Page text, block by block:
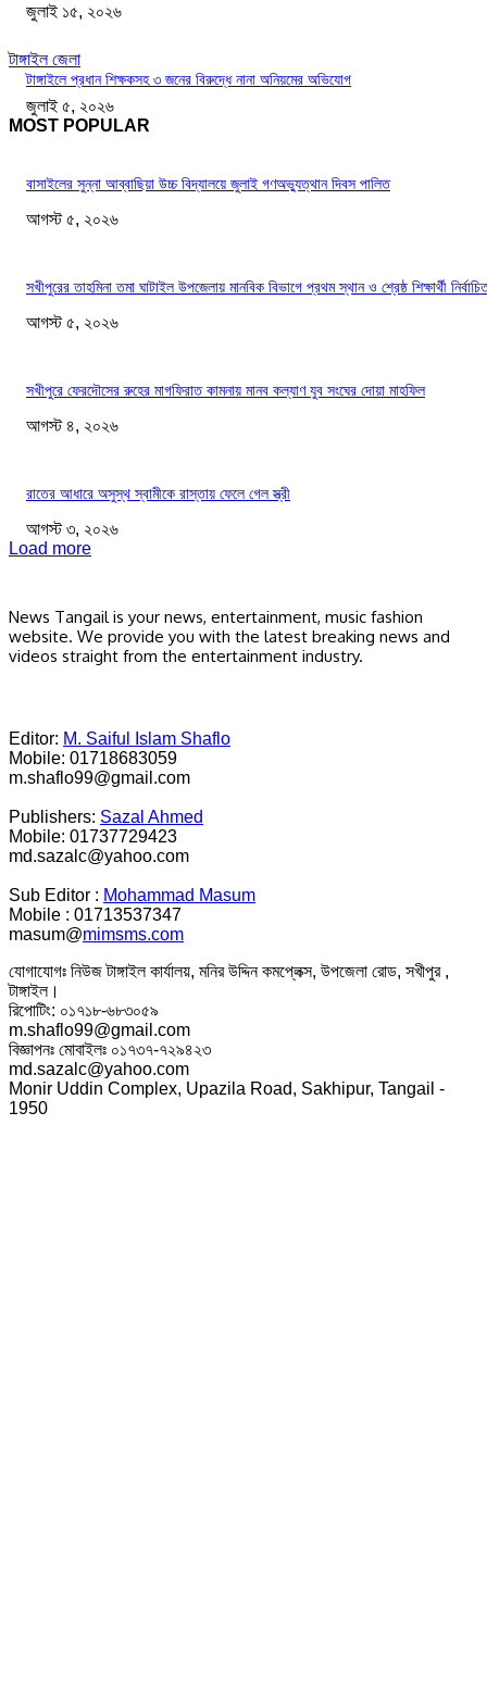
জুলাই ১৫, ২০২৬
টাঙ্গাইল জেলা
টাঙ্গাইলে প্রধান শিক্ষকসহ ৩ জনের বিরুদ্ধে নানা অনিয়মের অভিযোগ
জুলাই ৫, ২০২৬
MOST POPULAR
বাসাইলের সুন্না আব্বাছিয়া উচ্চ বিদ্যালয়ে জুলাই গণঅভ্যুত্থান দিবস পালিত
আগস্ট ৫, ২০২৬
সখীপুরের তাহমিনা তমা ঘাটাইল উপজেলায় মানবিক বিভাগে প্রথম স্থান ও শ্রেষ্ঠ শিক্ষার্থী
আগস্ট ৫, ২০২৬
সখীপুরে ফেরদৌসের রুহের মাগফিরাত কামনায় মানব কল্যাণ যুব সংঘের দোয়া মাহফিল
আগস্ট ৪, ২০২৬
রাতের আধারে অসুস্থ স্বামীকে রাস্তায় ফেলে গেল স্ত্রী
আগস্ট ৩, ২০২৬
Load more
News Tangail is your news, entertainment, music fashion
website. We provide you with the latest breaking news and
videos straight from the entertainment industry.
Editor: M. Saiful Islam Shaflo
Mobile: 01718683059
m.shaflo99@gmail.com
Publishers: Sazal Ahmed
Mobile: 01737729423
md.sazalc@yahoo.com
Sub Editor : Mohammad Masum
Mobile : 01713537347
masum@mimsms.com
যোগাযোগঃ নিউজ টাঙ্গাইল কার্যালয়, মনির উদ্দিন কমপ্লেক্স, উপজেলা রোড, সখীপুর ,
টাঙ্গাইল।
রিপোটিং: ০১৭১৮-৬৮৩০৫৯
m.shaflo99@gmail.com
বিজ্ঞাপনঃ মোবাইলঃ ০১৭৩৭-৭২৯৪২৩
md.sazalc@yahoo.com
Monir Uddin Complex, Upazila Road, Sakhipur, Tangail -
1950